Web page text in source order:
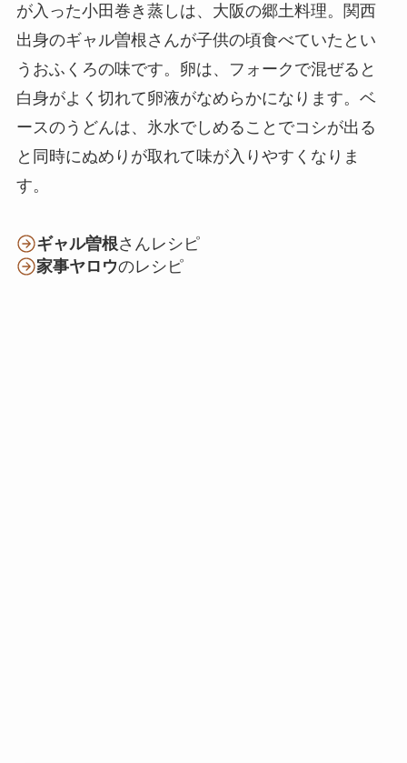
が入った小田巻き蒸しは、大阪の郷土料理。関西
出身のギャル曽根さんが子供の頃食べていたとい
うおふくろの味です。卵は、フォークで混ぜると
白身がよく切れて卵液がなめらかになります。ベ
ースのうどんは、氷水でしめることでコシが出る
と同時にぬめりが取れて味が入りやすくなりま
す。
ギャル曽根さんレシピ
家事ヤロウのレシピ